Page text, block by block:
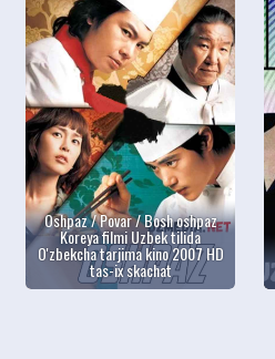
Oshpaz / Povar / Bosh oshpaz
Koreya filmi Uzbek tilida
O'zbekcha tarjima kino 2007 HD
tas-ix skachat